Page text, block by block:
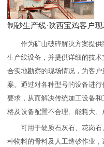
制砂生产线·陕西宝鸡客户现
作为矿山破碎解决方案提
生产线设备，并提供详细的技
合实地勘察的现场情况，为客
案。通过对各种型号的设备进
要求，从而解决传统加工设备
格及设备配置不合理、能耗大、
可用于硬质石灰石、花岗
种物料的骨料及人工造砂作业